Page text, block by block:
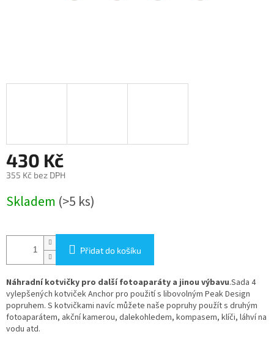
430 Kč
355 Kč bez DPH
cena:
Skladem (>5 ks)
Přidat do košíku
Náhradní kotvičky pro další fotoaparáty a jinou výbavu.Sada 4
vylepšených kotviček Anchor pro použití s libovolným Peak Design
popruhem. S kotvičkami navíc můžete naše popruhy použít s druhým
fotoaparátem, akční kamerou, dalekohledem, kompasem, klíči, láhví na
vodu atd.